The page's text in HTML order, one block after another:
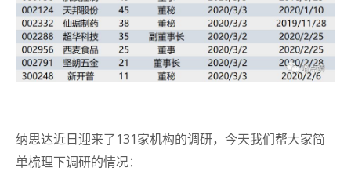
纳思达近日迎来了131家机构的调研，今天我们帮大家简
单梳理下调研的情况：